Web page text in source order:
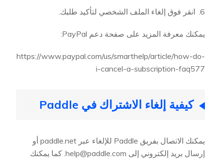
انقر فوق إلغاء الملف الشخصي لتأكيد طلبك.
يمكنك معرفة المزيد على صفحة دعم PayPal:
https://www.paypal.com/us/smarthelp/article/how-do-
i-cancel-a-subscription-faq577
كيفية إلغاء الاشتراك في Paddle
يمكنك الاتصال بفريق Paddle للإلغاء عبر paddle.net أو
إرسال بريد إلكتروني إلى help@paddle.com . كما يمكنك